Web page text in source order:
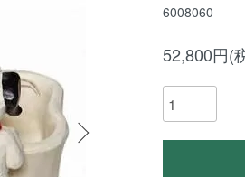
6008060
52,800円(